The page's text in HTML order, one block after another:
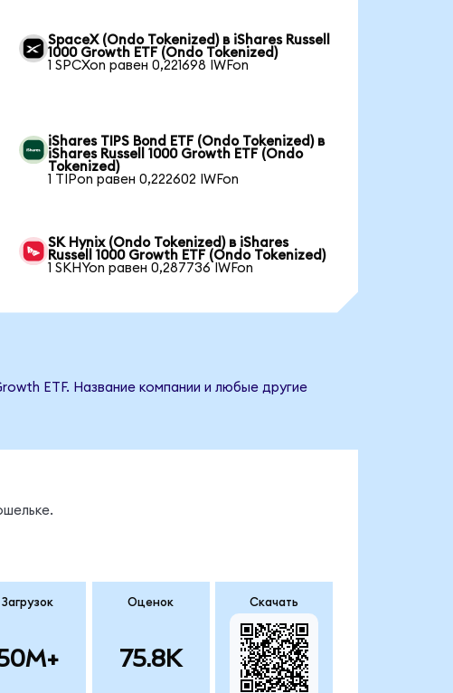
SpaceX (Ondo Tokenized) в iShares Russell
1000 Growth ETF (Ondo Tokenized)
1 SPCXon равен 0,221698 IWFon
iShares TIPS Bond ETF (Ondo Tokenized) в
iShares Russell 1000 Growth ETF (Ondo
Tokenized)
1 TIPon равен 0,222602 IWFon
SK Hynix (Ondo Tokenized) в iShares
Russell 1000 Growth ETF (Ondo Tokenized)
1 SKHYon равен 0,287736 IWFon
ETF. Название компании и любые другие
Загрузок Оценок
75.8K
Скачать